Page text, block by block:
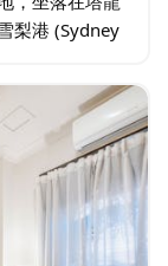
梨港 (Sydney